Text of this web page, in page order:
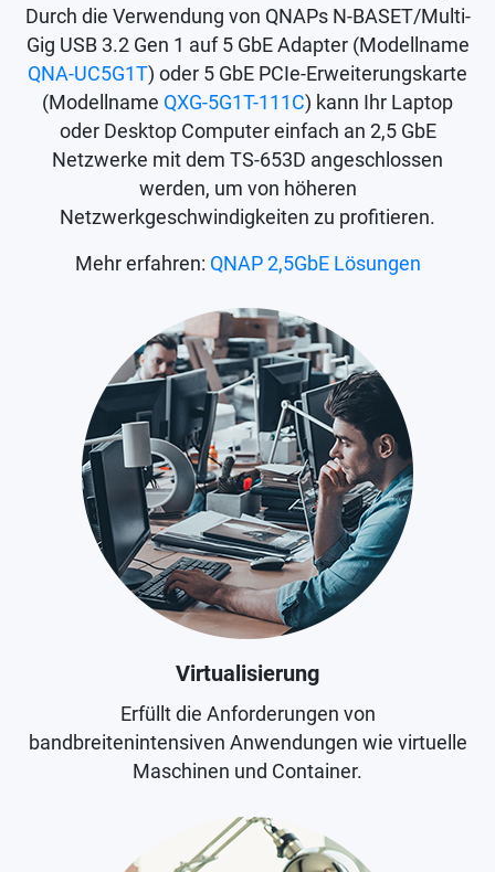
Durch die Verwendung von QNAPs N-BASET/Multi-
Gig USB 3.2 Gen 1 auf 5 GbE Adapter (Modellname
QNA-UC5G1T) oder 5 GbE PCIe-Erweiterungskarte
(Modellname QXG-5G1T-111C) kann Ihr Laptop
oder Desktop Computer einfach an 2,5 GbE
Netzwerke mit dem TS-653D angeschlossen
werden, um von höheren
Netzwerkgeschwindigkeiten zu profitieren.
Mehr erfahren: QNAP 2,5GbE Lösungen
Virtualisierung
Erfüllt die Anforderungen von
bandbreitenintensiven Anwendungen wie virtuelle
Maschinen und Container.